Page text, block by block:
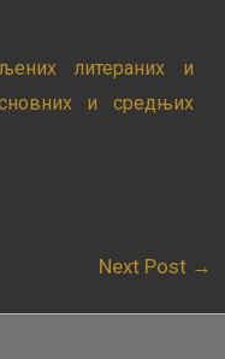
литераних и
и средњих
Next Post →